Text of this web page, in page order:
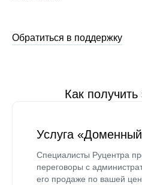
Обратиться в поддержку
Как
Услуга
Специалисты Руцентра
переговоры с
его продаже по вашей